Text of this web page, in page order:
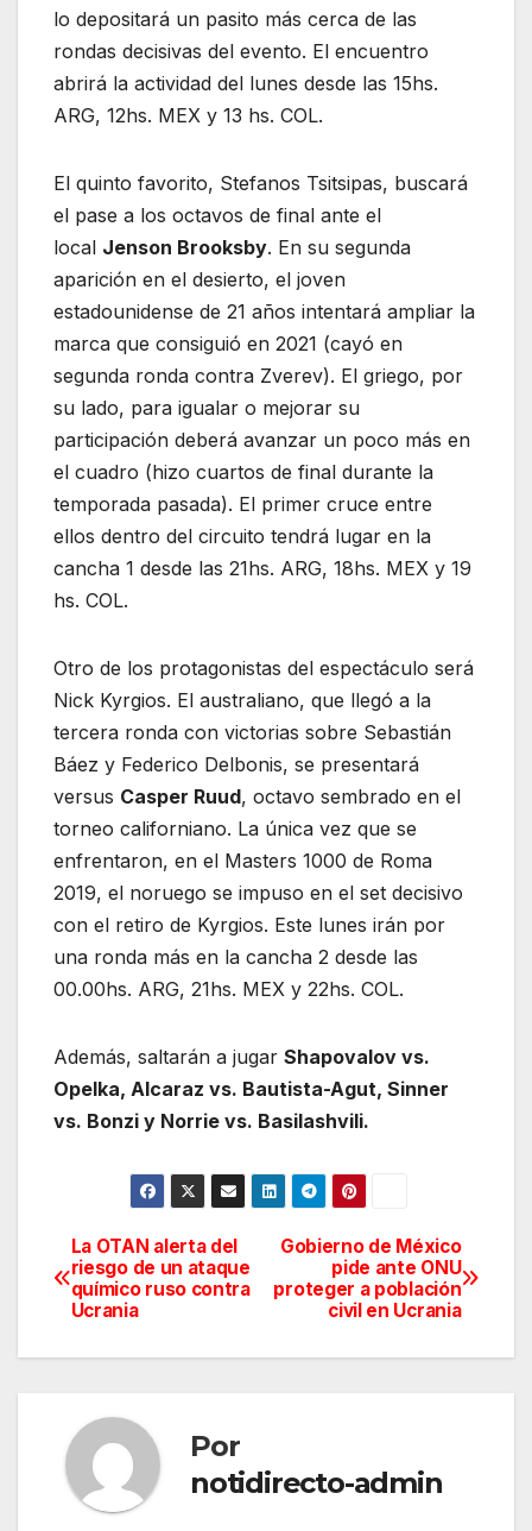
lo depositará un pasito más cerca de las
rondas decisivas del evento. El encuentro
abrirá la actividad del lunes desde las 15hs.
ARG, 12hs. MEX y 13 hs. COL.
El quinto favorito, Stefanos Tsitsipas, buscará
el pase a los octavos de final ante el
local Jenson Brooksby. En su segunda
aparición en el desierto, el joven
estadounidense de 21 años intentará ampliar la
marca que consiguió en 2021 (cayó en
segunda ronda contra Zverev). El griego, por
su lado, para igualar o mejorar su
participación deberá avanzar un poco más en
el cuadro (hizo cuartos de final durante la
temporada pasada). El primer cruce entre
ellos dentro del circuito tendrá lugar en la
cancha 1 desde las 21hs. ARG, 18hs. MEX y 19
hs. COL.
Otro de los protagonistas del espectáculo será
Nick Kyrgios. El australiano, que llegó a la
tercera ronda con victorias sobre Sebastián
Báez y Federico Delbonis, se presentará
versus Casper Ruud, octavo sembrado en el
torneo californiano. La única vez que se
enfrentaron, en el Masters 1000 de Roma
2019, el noruego se impuso en el set decisivo
con el retiro de Kyrgios. Este lunes irán por
una ronda más en la cancha 2 desde las
00.00hs. ARG, 21hs. MEX y 22hs. COL.
Además, saltarán a jugar Shapovalov vs.
Opelka, Alcaraz vs. Bautista-Agut, Sinner
vs. Bonzi y Norrie vs. Basilashvili.
Navegación
de
entradas
Gobierno de México
pide ante ONU
proteger a población
civil en Ucrania
La OTAN alerta del
riesgo de un ataque
químico ruso contra
Ucrania
Por
notidirecto-admin